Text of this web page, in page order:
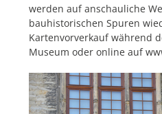
werden auf anschauliche
bauhistorischen Spuren
Kartenvorverkauf während
Museum oder online auf